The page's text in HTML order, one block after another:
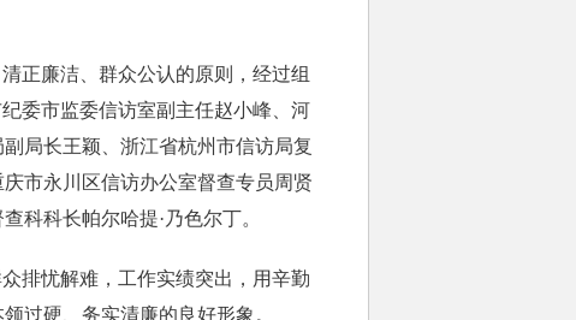
正廉洁、群众公认的原则，经过组
委市监委信访室副主任赵小峰、河
局长王颖、浙江省杭州市信访局复
市永川区信访办公室督查专员周贤
科科长帕尔哈提·乃色尔丁。
排忧解难，工作实绩突出，用辛勤
过硬、务实清廉的良好形象。